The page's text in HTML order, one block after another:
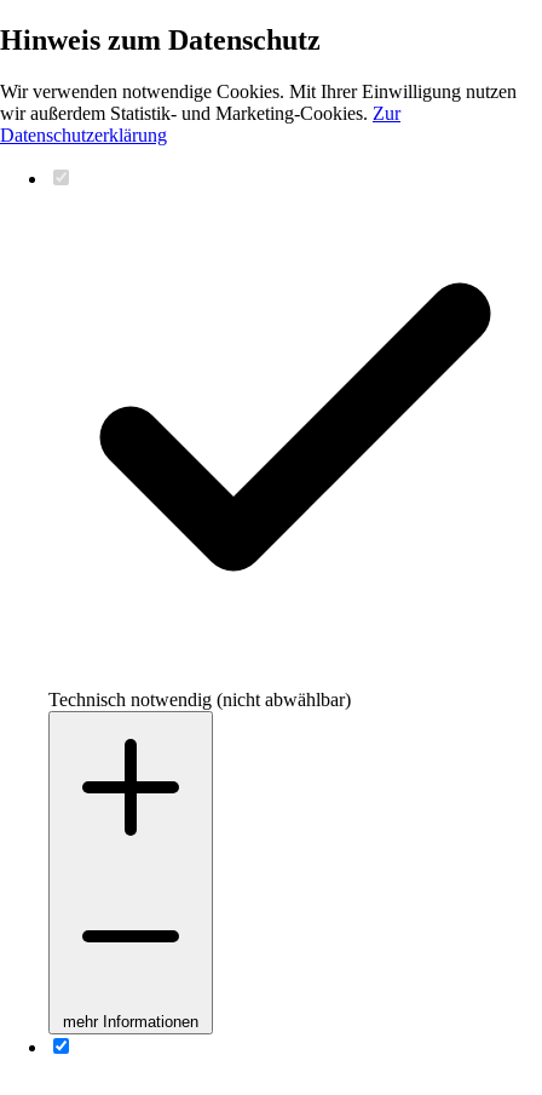
Hinweis zum Datenschutz
Wir verwenden notwendige Cookies. Mit Ihrer Einwilligung nutzen
wir außerdem Statistik- und Marketing-Cookies. Zur
Datenschutzerklärung
Technisch notwendig (nicht abwählbar)
mehr Informationen